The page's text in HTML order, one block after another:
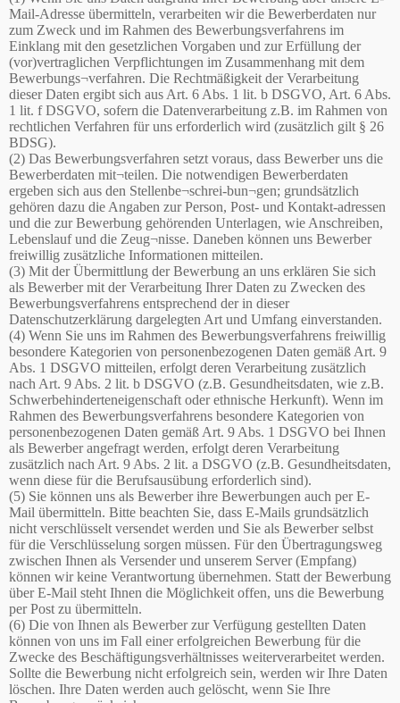
Mail-Adresse übermitteln, verarbeiten wir die Bewerberdaten nur
zum Zweck und im Rahmen des Bewerbungsverfahrens im
Einklang mit den gesetzlichen Vorgaben und zur Erfüllung der
(vor)vertraglichen Verpflichtungen im Zusammenhang mit dem
Bewerbungs¬verfahren. Die Rechtmäßigkeit der Verarbeitung
dieser Daten ergibt sich aus Art. 6 Abs. 1 lit. b DSGVO, Art. 6 Abs.
1 lit. f DSGVO, sofern die Datenverarbeitung z.B. im Rahmen von
rechtlichen Verfahren für uns erforderlich wird (zusätzlich gilt § 26
BDSG).
(2) Das Bewerbungsverfahren setzt voraus, dass Bewerber uns die
Bewerberdaten mit¬teilen. Die notwendigen Bewerberdaten
ergeben sich aus den Stellenbe¬schrei-bun¬gen; grundsätzlich
gehören dazu die Angaben zur Person, Post- und Kontakt-adressen
und die zur Bewerbung gehörenden Unterlagen, wie Anschreiben,
Lebenslauf und die Zeug¬nisse. Daneben können uns Bewerber
freiwillig zusätzliche Informationen mitteilen.
(3) Mit der Übermittlung der Bewerbung an uns erklären Sie sich
als Bewerber mit der Verarbeitung Ihrer Daten zu Zwecken des
Bewerbungsverfahrens entsprechend der in dieser
Datenschutzerklärung dargelegten Art und Umfang einverstanden.
(4) Wenn Sie uns im Rahmen des Bewerbungsverfahrens freiwillig
besondere Kategorien von personenbezogenen Daten gemäß Art. 9
Abs. 1 DSGVO mitteilen, erfolgt deren Verarbeitung zusätzlich
nach Art. 9 Abs. 2 lit. b DSGVO (z.B. Gesundheitsdaten, wie z.B.
Schwerbehinderteneigenschaft oder ethnische Herkunft). Wenn im
Rahmen des Bewerbungsverfahrens besondere Kategorien von
personenbezogenen Daten gemäß Art. 9 Abs. 1 DSGVO bei Ihnen
als Bewerber angefragt werden, erfolgt deren Verarbeitung
zusätzlich nach Art. 9 Abs. 2 lit. a DSGVO (z.B. Gesundheitsdaten,
wenn diese für die Berufsausübung erforderlich sind).
(5) Sie können uns als Bewerber ihre Bewerbungen auch per E-
Mail übermitteln. Bitte beachten Sie, dass E-Mails grundsätzlich
nicht verschlüsselt versendet werden und Sie als Bewerber selbst
für die Verschlüsselung sorgen müssen. Für den Übertragungsweg
zwischen Ihnen als Versender und unserem Server (Empfang)
können wir keine Verantwortung übernehmen. Statt der Bewerbung
über E-Mail steht Ihnen die Möglichkeit offen, uns die Bewerbung
per Post zu übermitteln.
(6) Die von Ihnen als Bewerber zur Verfügung gestellten Daten
können von uns im Fall einer erfolgreichen Bewerbung für die
Zwecke des Beschäftigungsverhältnisses weiterverarbeitet werden.
Sollte die Bewerbung nicht erfolgreich sein, werden wir Ihre Daten
löschen. Ihre Daten werden auch gelöscht, wenn Sie Ihre